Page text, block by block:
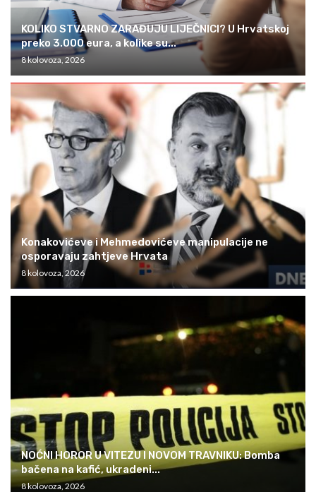
KOLIKO STVARNO ZARAĐUJU LIJEČNICI? U Hrvatskoj
preko 3.000 eura, a kolike su...
8 kolovoza, 2026
Konakovićeve i Mehmedovićeve manipulacije ne
osporavaju zahtjeve Hrvata
8 kolovoza, 2026
NOĆNI HOROR U VITEZU I NOVOM TRAVNIKU: Bomba
bačena na kafić, ukradeni...
8 kolovoza, 2026